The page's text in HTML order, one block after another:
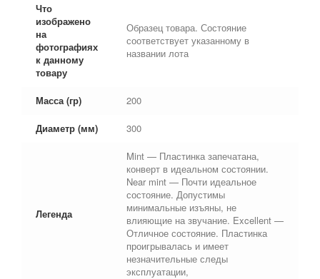
Что
изображено
на
фотографиях
к данному
товару
Образец товара. Состояние
соответствует указанному в
названии лота
Масса (гр) 200
Диаметр (мм) 300
Легенда
Mint — Пластинка запечатана,
конверт в идеальном состоянии.
Near mint — Почти идеальное
состояние. Допустимы
минимальные изъяны, не
влияющие на звучание. Excellent —
Отличное состояние. Пластинка
проигрывалась и имеет
незначительные следы
эксплуатации,